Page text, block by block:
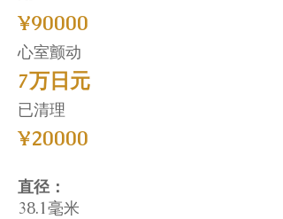
¥90000
心室颤动
7万日元
已清理
¥20000
直径：
38.1毫米